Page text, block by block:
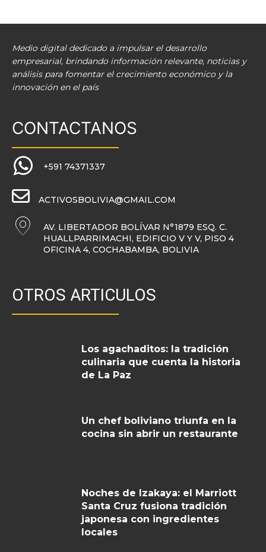
Medio digital dedicado a impulsar el desarrollo
empresarial, brindando información relevante, noticias y
análisis para fomentar el crecimiento económico y la
innovación en el país
CONTACTANOS
+591 74371337
ACTIVOSBOLIVIA@GMAIL.COM
AV. LIBERTADOR BOLÍVAR N°1879 ESQ. C.
HUALLPARRIMACHI, EDIFICIO V Y V, PISO 4
OFICINA 4, COCHABAMBA, BOLIVIA
OTROS ARTICULOS
Los agachaditos: la tradición
culinaria que cuenta la historia
de La Paz
Un chef boliviano triunfa en la
cocina sin abrir un restaurante
Noches de Izakaya: el Marriott
Santa Cruz fusiona tradición
japonesa con ingredientes
locales